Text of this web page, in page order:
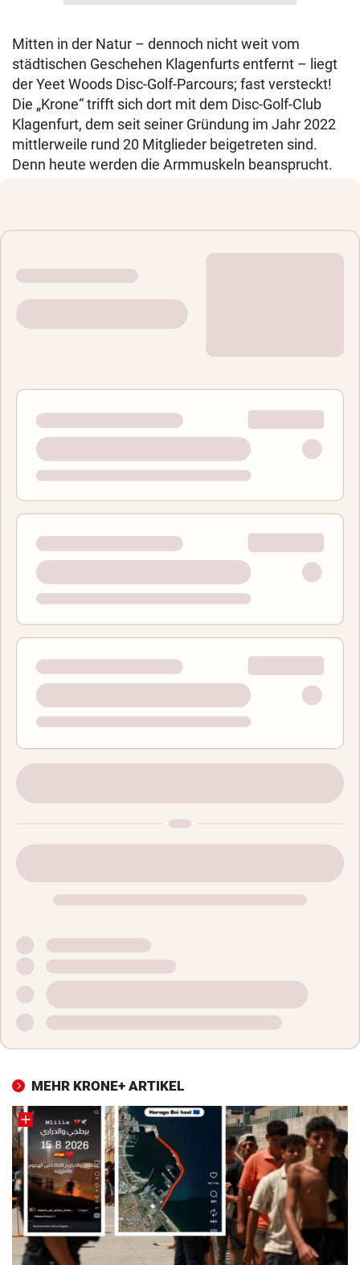
Mitten in der Natur – dennoch nicht weit vom
städtischen Geschehen Klagenfurts entfernt – liegt
der Yeet Woods Disc-Golf-Parcours; fast versteckt!
Die „Krone“ trifft sich dort mit dem Disc-Golf-Club
Klagenfurt, dem seit seiner Gründung im Jahr 2022
mittlerweile rund 20 Mitglieder beigetreten sind.
Denn heute werden die Armmuskeln beansprucht.
MEHR KRONE+ ARTIKEL